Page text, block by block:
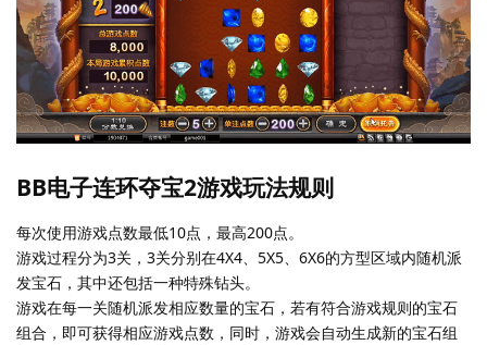
BB电子连环夺宝2游戏玩法规则
每次使用游戏点数最低10点，最高200点。
游戏过程分为3关，3关分别在4X4、5X5、6X6的方型区域内随机派
发宝石，其中还包括一种特殊钻头。
游戏在每一关随机派发相应数量的宝石，若有符合游戏规则的宝石
组合，即可获得相应游戏点数，同时，游戏会自动生成新的宝石组